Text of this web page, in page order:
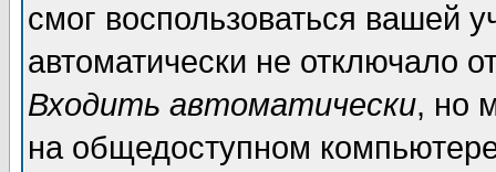
смог воспользоваться вашей
автоматически не отключало
Входить автоматически, но
на общедоступном